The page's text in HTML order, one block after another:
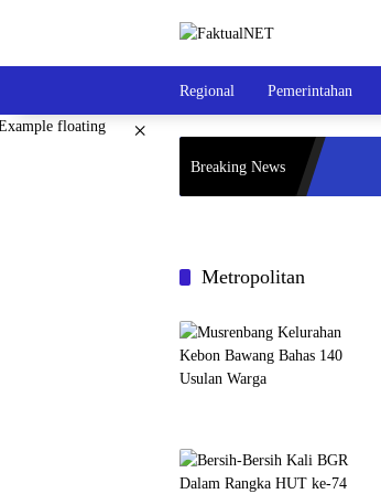
Regional Pemerintahan
×
Breaking News
Metropolitan